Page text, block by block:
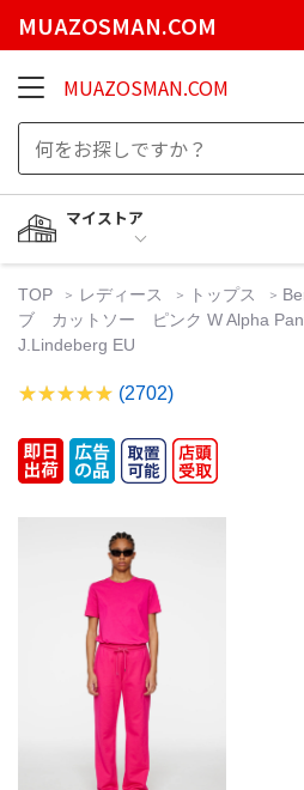
MUAZOSMAN.COM
MUAZOSMAN.COM
マイストア
TOP レディース トップス
ブ カットソー ピンク W Alpha
J.Lindeberg EU
(2702)